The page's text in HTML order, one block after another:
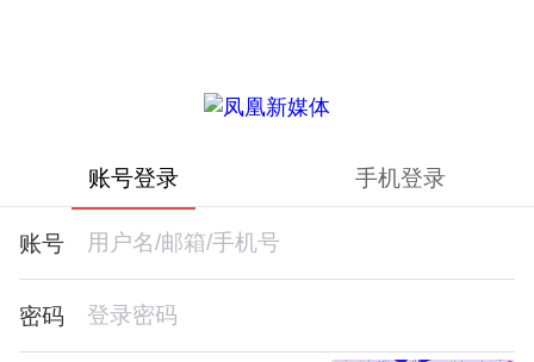
账号登录 手机登录
账号
密码